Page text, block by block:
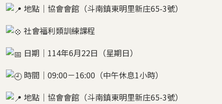
地點｜協會會館（斗南鎮東明里新庄65-3號）
社會福利類訓練課程
日期｜114年6月22日（星期日）
時間｜09:00－16:00（中午休息1小時）
地點｜協會會館（斗南鎮東明里新庄65-3號）